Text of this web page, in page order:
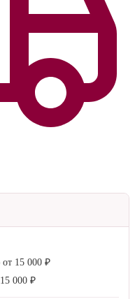
от 15 000 ₽
15 000 ₽